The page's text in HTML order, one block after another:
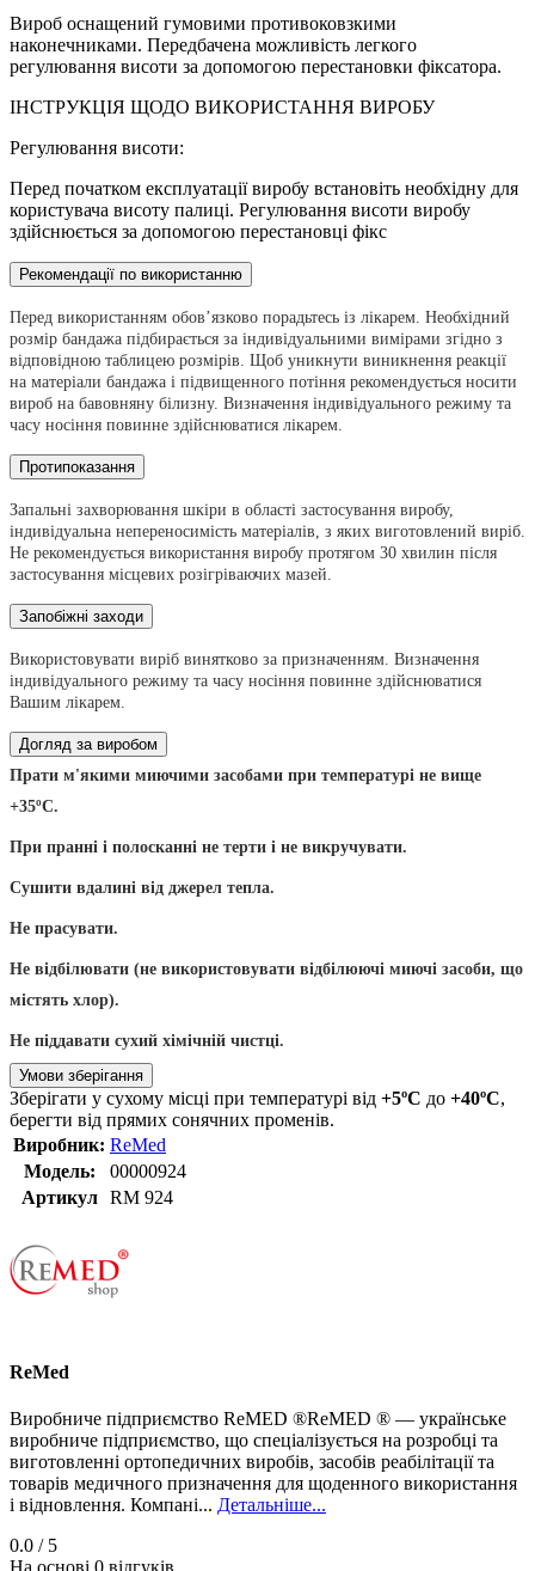
Вироб оснащений гумовими противоковзкими
наконечниками. Передбачена можливість легкого
регулювання висоти за допомогою перестановки фіксатора.
ІНСТРУКЦІЯ ЩОДО ВИКОРИСТАННЯ ВИРОБУ
Регулювання висоти:
Перед початком експлуатації виробу встановіть необхідну для
користувача висоту палиці. Регулювання висоти виробу
здійснюється за допомогою перестановці фікс
Рекомендації по використанню
Перед використанням обов’язково порадьтесь із лікарем. Необхідний
розмір бандажа підбирається за індивідуальними вимірами згідно з
відповідною таблицею розмірів. Щоб уникнути виникнення реакцiї
на матеріали бандажа і підвищенного потіння рекомендується носити
вироб на бавовняну білизну. Визначення індивідуального режиму та
часу носіння повинне здійснюватися лікарем.
Протипоказання
Запальні захворювання шкіри в області застосування виробу,
індивідуальна непереносимість матеріалів, з яких виготовлений виріб.
Не рекомендується використання виробу протягом 30 хвилин після
застосування місцевих розігріваючих мазей.
Запобіжні заходи
Використовувати виріб винятково за призначенням. Визначення
індивідуального режиму та часу носіння повинне здійснюватися
Вашим лікарем.
Догляд за виробом
Прати м'якими миючими засобами при температурі не вище
+35ºС.
При пранні і полосканні не терти і не викручувати.
Сушити вдалині від джерел тепла.
Не прасувати.
Не відбілювати (не використовувати відбілюючі миючі засоби, що
містять хлор).
Не піддавати сухий хімічній чистці.
Умови зберігання
Зберігати у сухому місці при температурі від +5ºС до +40ºС,
берегти від прямих сонячних променів.
Виробник: ReMed
Модель:
00000924
Артикул
RM 924
ReMed
Виробниче підприємство ReMED ®ReMED ® — українське
виробниче підприємство, що спеціалізується на розробці та
виготовленні ортопедичних виробів, засобів реабілітації та
товарів медичного призначення для щоденного використання
і відновлення. Компані... Детальніше...
0.0 / 5